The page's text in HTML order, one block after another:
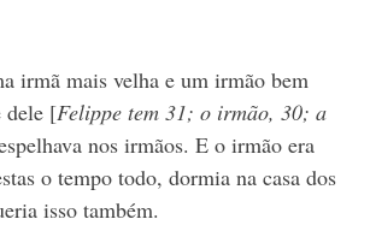
irmã mais velha e um irmão bem
dele [Felippe tem 31; o irmão, 30; a
nos irmãos. E o irmão era
o tempo todo, dormia na casa dos
isso também.